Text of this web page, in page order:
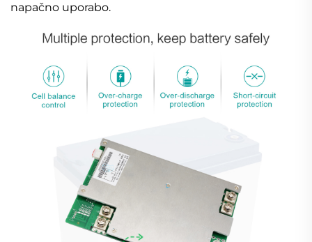
napačno uporabo.